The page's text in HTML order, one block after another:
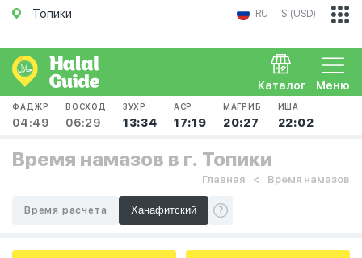
Топики RU $ (USD)
Меню
Каталог
ФАДЖР
04:49
ВОСХОД
06:29
ЗУХР
13:34
АСР
17:19
МАГРИБ
20:27
ИША
22:02
Время намазов в г. Топики
Главная Время намазов
Время расчета